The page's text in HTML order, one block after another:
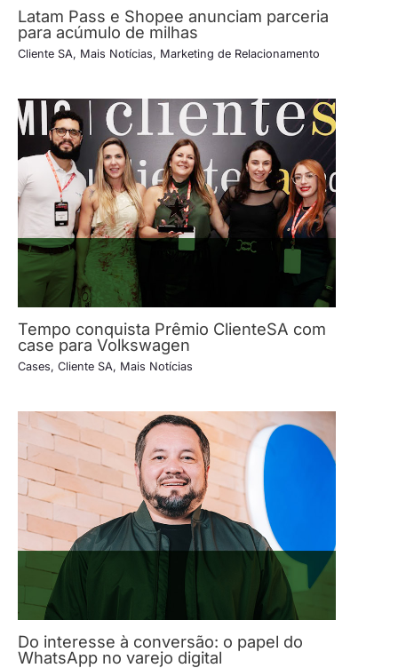
Latam Pass e Shopee anunciam parceria
para acúmulo de milhas
Cliente SA, Mais Notícias, Marketing de Relacionamento
Tempo conquista Prêmio ClienteSA com
case para Volkswagen
Cases, Cliente SA, Mais Notícias
Do interesse à conversão: o papel do
WhatsApp no varejo digital